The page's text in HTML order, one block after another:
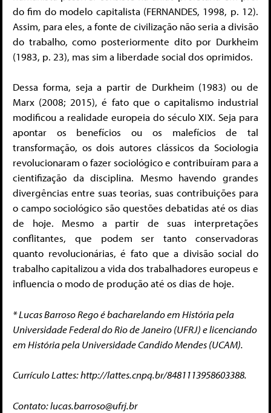
do fim do modelo capitalista (FERNANDES, 1998, p. 12).
Assim, para eles, a fonte de civilização não seria a divisão
do trabalho, como posteriormente dito por Durkheim
(1983, p. 23), mas sim a liberdade social dos oprimidos.
Dessa forma, seja a partir de Durkheim (1983) ou de
Marx (2008; 2015), é fato que o capitalismo industrial
modificou a realidade europeia do século XIX. Seja para
apontar os benefícios ou os malefícios de tal
transformação, os dois autores clássicos da Sociologia
revolucionaram o fazer sociológico e contribuíram para a
cientifização da disciplina. Mesmo havendo grandes
divergências entre suas teorias, suas contribuições para
o campo sociológico são questões debatidas até os dias
de hoje. Mesmo a partir de suas interpretações
conflitantes, que podem ser tanto conservadoras
quanto revolucionárias, é fato que a divisão social do
trabalho capitalizou a vida dos trabalhadores europeus e
influencia o modo de produção até os dias de hoje.
* Lucas Barroso Rego é bacharelando em História pela
Universidade Federal do Rio de Janeiro (UFRJ) e licenciando
em História pela Universidade Candido Mendes (UCAM).
Currículo Lattes: http://lattes.cnpq.br/8481113958603388.
Contato:lucas.barroso@ufrj.br